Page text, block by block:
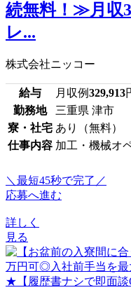
続無料！≫月収
レ...
株式会社ニッコー
給与 月収例329,913
勤務地
三重県 津市
寮・社宅 あり（無料）
仕事内容 加工・機械オ
＼最短45秒で完了／
応募へ進む
詳しく
見る